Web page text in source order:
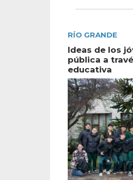
RÍO GRANDE
Ideas de los
pública a
educativa